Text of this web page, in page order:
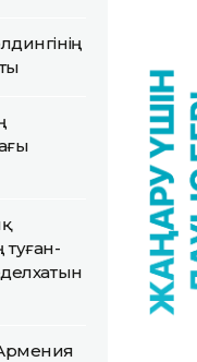
туған-